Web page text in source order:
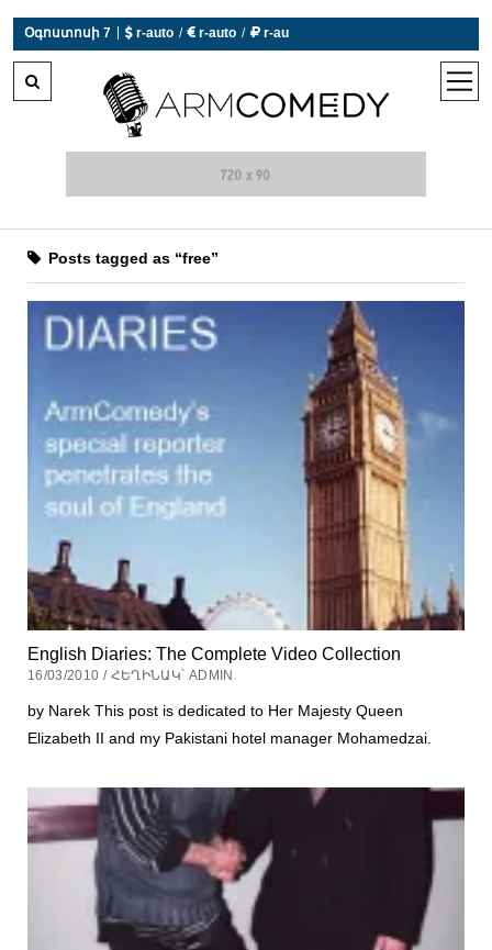
Օգոստոսի 7  r-auto /  r-auto /  r-au
open
Posts tagged as “free”
English Diaries: The Complete Video Collection
16/03/2010 / ՀԵՂԻՆԱԿ՝ ADMIN
by Narek This post is dedicated to Her Majesty Queen
Elizabeth II and my Pakistani hotel manager Mohamedzai.